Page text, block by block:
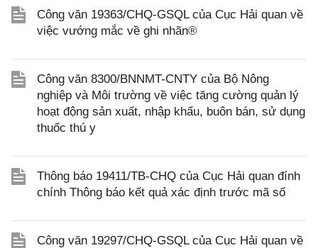
Công văn 19363/CHQ-GSQL của Cục Hải quan về
việc vướng mắc về ghi nhãn®
Công văn 8300/BNNMT-CNTY của Bộ Nông
nghiệp và Môi trường về việc tăng cường quản lý
hoạt động sản xuất, nhập khẩu, buôn bán, sử dụng
thuốc thú y
Thông báo 19411/TB-CHQ của Cục Hải quan đính
chính Thông báo kết quả xác định trước mã số
Công văn 19297/CHQ-GSQL của Cục Hải quan về